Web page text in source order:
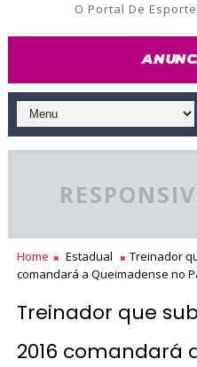
O Portal De
Home Estadual
Treinador
comandará a Queimadense no
Treinador que
2016 comandará